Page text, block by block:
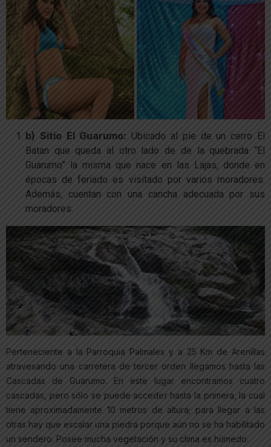
b) Sitio El Guarumo: Ubicado al pie de un cerro El
Batan que queda al otro lado de de la quebrada “El
Guarumo” la misma que nace en las Lajas, donde en
épocas de feriado es visitado por varios moradores.
Además, cuentan con una cancha adecuada por sus
moradores.
Perteneciente a la Parroquia Palmales y a 25 Km de Arenillas
atravesando una carretera de tercer orden llegamos hasta las
Cascadas de Guarumo. En este lugar encontramos cuatro
cascadas, pero sólo se puede acceder hasta la primera, la cual
tiene aproximadamente 10 metros de altura; para llegar a las
otras hay que escalar una piedra porque aún no se ha habilitado
un sendero. Posee mucha vegetación y su clima es húmedo.